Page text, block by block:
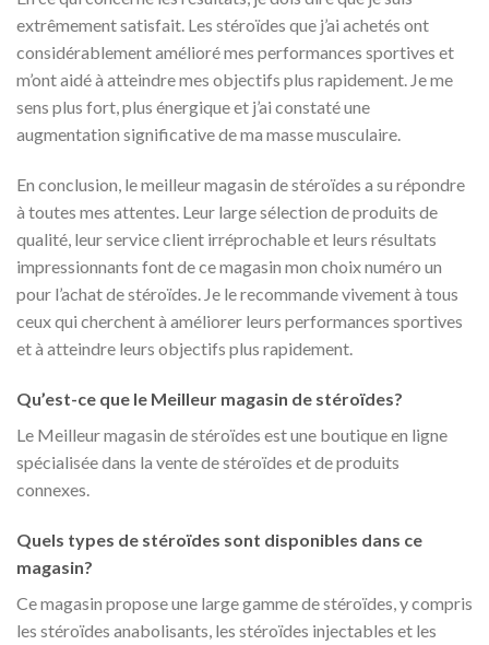
extrêmement satisfait. Les stéroïdes que j’ai achetés ont
considérablement amélioré mes performances sportives et
m’ont aidé à atteindre mes objectifs plus rapidement. Je me
sens plus fort, plus énergique et j’ai constaté une
augmentation significative de ma masse musculaire.
En conclusion, le meilleur magasin de stéroïdes a su répondre
à toutes mes attentes. Leur large sélection de produits de
qualité, leur service client irréprochable et leurs résultats
impressionnants font de ce magasin mon choix numéro un
pour l’achat de stéroïdes. Je le recommande vivement à tous
ceux qui cherchent à améliorer leurs performances sportives
et à atteindre leurs objectifs plus rapidement.
Qu’est-ce que le Meilleur magasin de stéroïdes?
Le Meilleur magasin de stéroïdes est une boutique en ligne
spécialisée dans la vente de stéroïdes et de produits
connexes.
Quels types de stéroïdes sont disponibles dans ce
magasin?
Ce magasin propose une large gamme de stéroïdes, y compris
les stéroïdes anabolisants, les stéroïdes injectables et les